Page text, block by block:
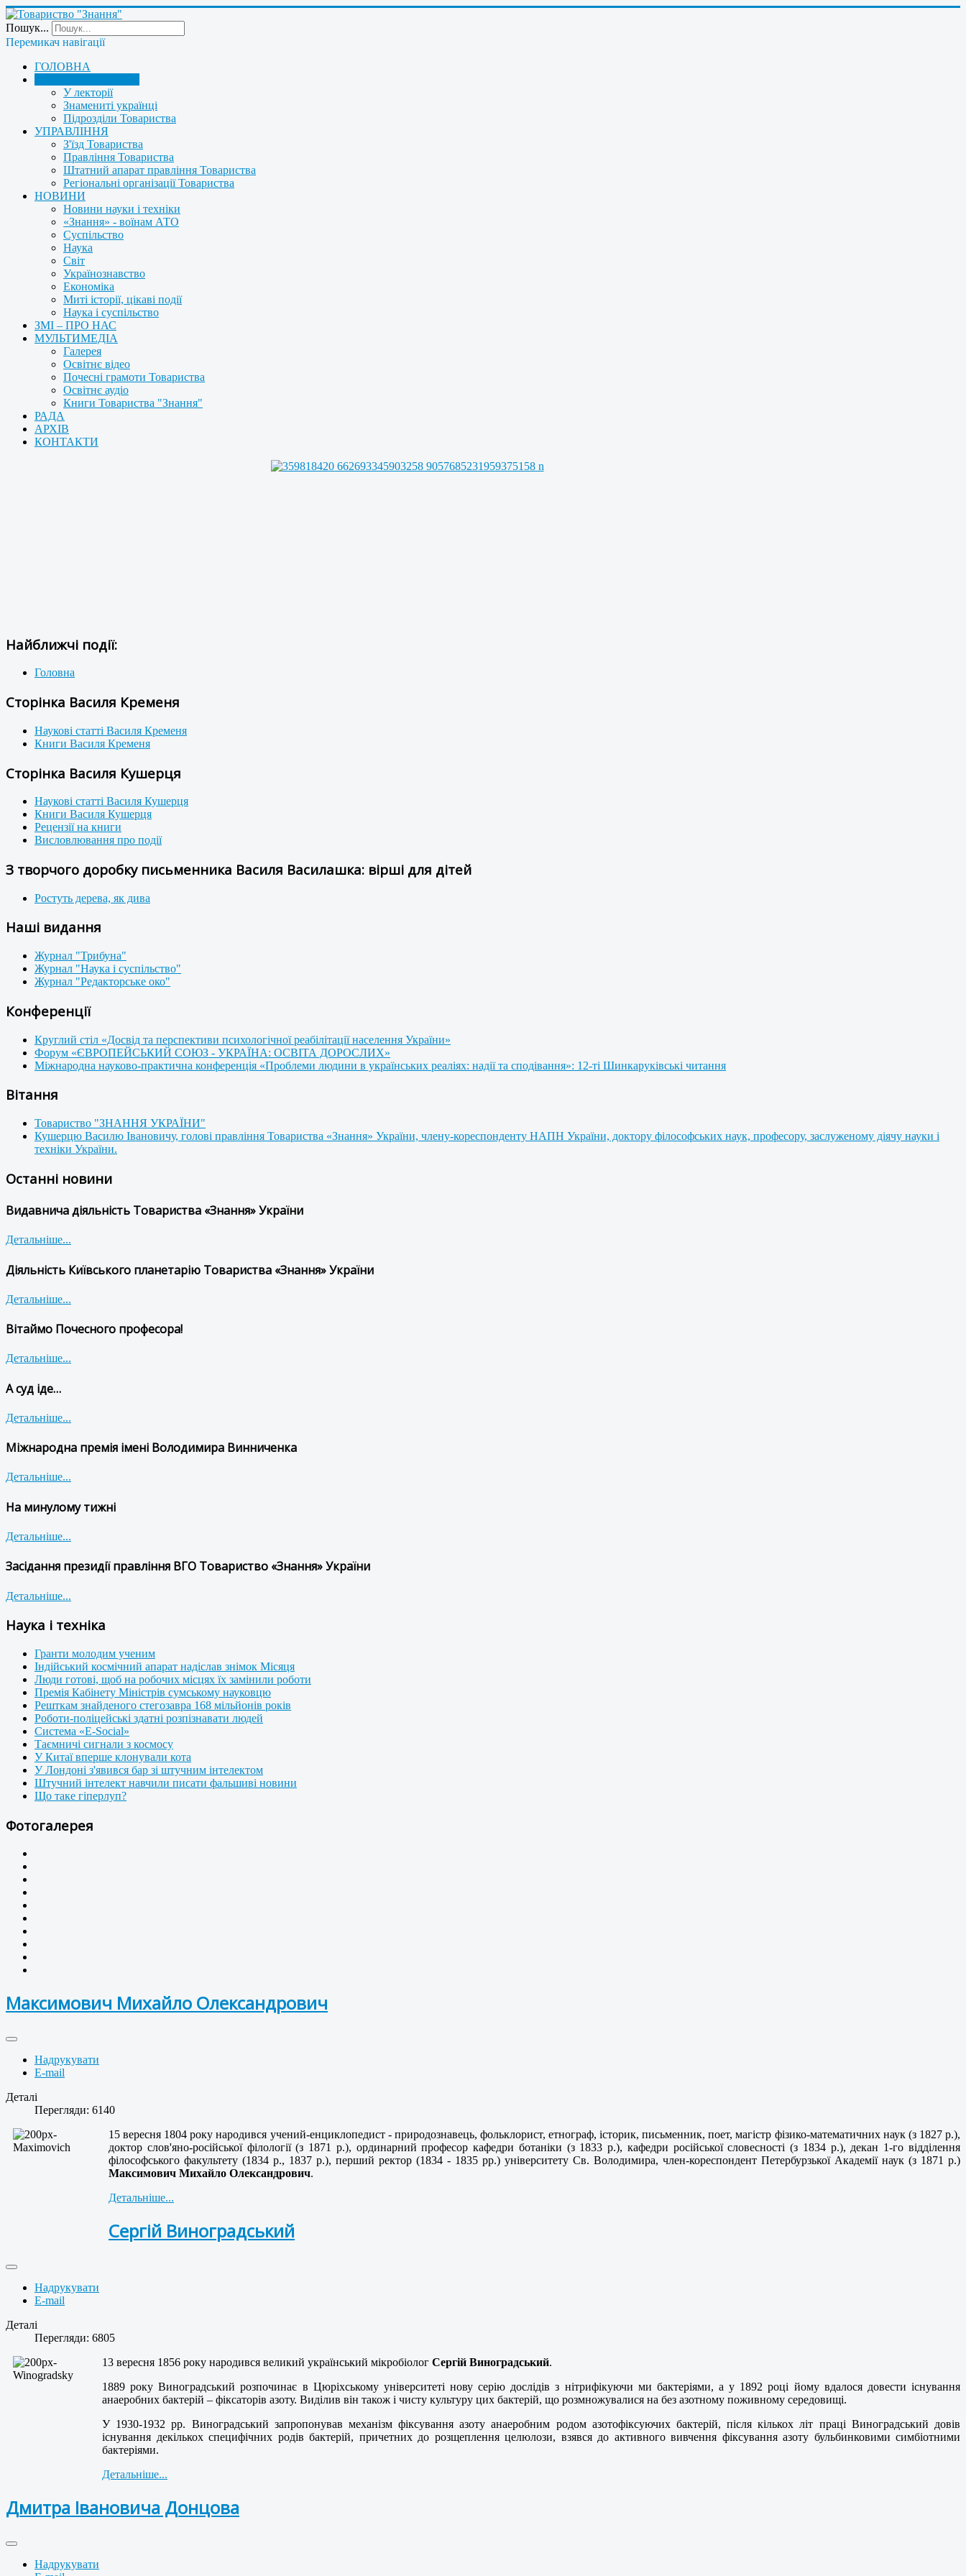
Пошук...
Перемикач навігації
ГОЛОВНА
У лекторії
Знамениті українці
Підрозділи Товариства
УПРАВЛІННЯ
З'їзд Товариства
Правління Товариства
Штатний апарат правління Товариства
Регіональні організації Товариства
НОВИНИ
Новини науки і техніки
«Знання» - воїнам АТО
Суспільство
Наука
Світ
Українознавство
Економіка
Миті історії, цікаві події
Наука і суспільство
ЗМІ – ПРО НАС
МУЛЬТИМЕДІА
Галерея
Освітнє відео
Почесні грамоти Товариства
Освітнє аудіо
Книги Товариства "Знання"
РАДА
АРХІВ
КОНТАКТИ
Найближчі події:
Головна
Сторінка Василя Кременя
Наукові статті Василя Кременя
Книги Василя Кременя
Сторінка Василя Кушерця
Наукові статті Василя Кушерця
Книги Василя Кушерця
Рецензії на книги
Висловлювання про події
З творчого доробку письменника Василя Василашка: вірші для дітей
Ростуть дерева, як дива
Наші видання
Журнал "Трибуна"
Журнал "Наука і суспільство"
Журнал "Редакторське око"
Конференції
Круглий стіл «Досвід та перспективи психологічної реабілітації населення України»
Форум «ЄВРОПЕЙСЬКИЙ СОЮЗ - УКРАЇНА: ОСВІТА ДОРОСЛИХ»
Міжнародна науково-практична конференція «Проблеми людини в українських реаліях: надії та сподівання»: 12-ті Шинкаруківські читання
Вітання
Товариство "ЗНАННЯ УКРАЇНИ"
Кушерцю Василю Івановичу, голові правління Товариства «Знання» України, члену-кореспонденту НАПН України, доктору філософських наук, професору, заслуженому діячу науки і
техніки України.
Останні новини
Видавнича діяльність Товариства «Знання» України
Детальніше...
Діяльність Київського планетарію Товариства «Знання» України
Детальніше...
Вітаймо Почесного професора!
Детальніше...
А суд іде…
Детальніше...
Міжнародна премія імені Володимира Винниченка
Детальніше...
На минулому тижні
Детальніше...
Засідання президії правління ВГО Товариство «Знання» України
Детальніше...
Наука і техніка
Гранти молодим ученим
Індійський космічний апарат надіслав знімок Місяця
Люди готові, щоб на робочих місцях їх замінили роботи
Премія Кабінету Міністрів сумському науковцю
Решткам знайденого стегозавра 168 мільйонів років
Роботи-поліцейські здатні розпізнавати людей
Система «E-Social»
Таємничі сигнали з космосу
У Китаї вперше клонували кота
У Лондоні з'явився бар зі штучним інтелектом
Штучний інтелект навчили писати фальшиві новини
Що таке гіперлуп?
Фотогалерея
Максимович Михайло Олександрович
Надрукувати
E-mail
Деталі
Перегляди: 6140
15 вересня 1804 року народився учений-енциклопедист - природознавець, фольклорист, етнограф, історик, письменник, поет, магістр фізико-математичних наук (з 1827 р.),
доктор слов'яно-російської філології (з 1871 р.), ординарний професор кафедри ботаніки (з 1833 р.), кафедри російської словесності (з 1834 р.), декан 1-го відділення
філософського факультету (1834 р., 1837 р.), перший ректор (1834 - 1835 рр.) університету Св. Володимира, член-кореспондент Петербурзької Академії наук (з 1871 р.)
Максимович Михайло Олександрович.
Детальніше...
Сергій Виноградський
Надрукувати
E-mail
Деталі
Перегляди: 6805
13 вересня 1856 року народився великий український мікробіолог Сергій Виноградський.
1889 року Виноградський розпочинає в Цюріхському університеті нову серію дослідів з нітрифікуючи ми бактеріями, а у 1892 році йому вдалося довести існування
анаеробних бактерій – фіксаторів азоту. Виділив він також і чисту культуру цих бактерій, що розмножувалися на без азотному поживному середовищі.
У 1930-1932 рр. Виноградський запропонував механізм фіксування азоту анаеробним родом азотофіксуючих бактерій, після кількох літ праці Виноградський довів
існування декількох специфічних родів бактерій, причетних до розщеплення целюлози, взявся до активного вивчення фіксування азоту бульбинковими симбіотними
бактеріями.
Детальніше...
Дмитра Івановича Донцова
Надрукувати